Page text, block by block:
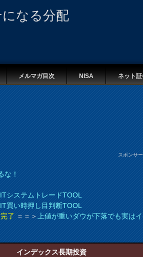
なる分配
メルマガ目次 NISA ネット
スポンサ
な！
システムトレードTOOL
買い時押し目判断TOOL
了＝＝＞上値が重いダウが下落でも実は
インデックス長期投資